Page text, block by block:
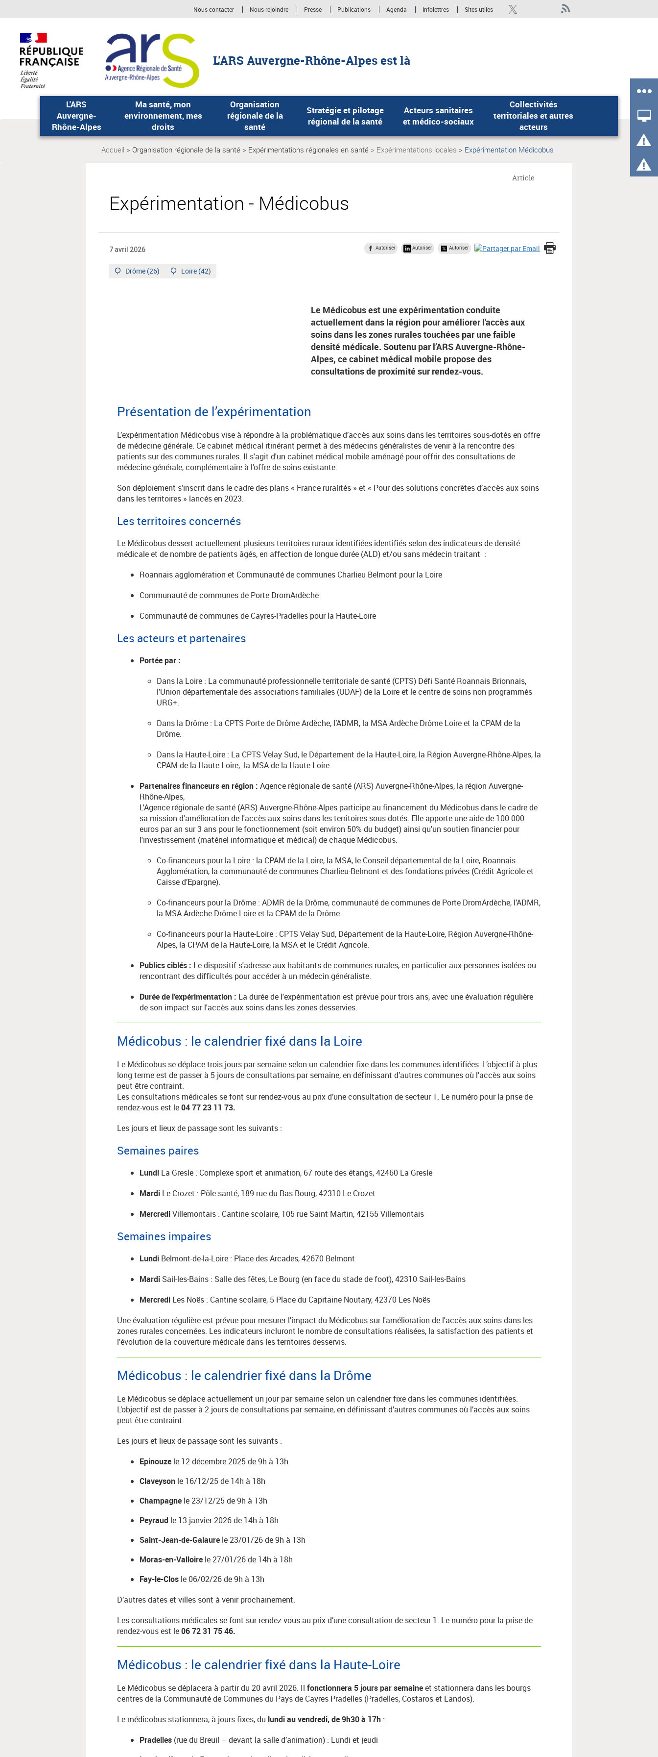
principal,
Nous contacter Nous rejoindre Presse Publications Agenda Infolettres Sites utiles
L'ARS Auvergne-Rhône-Alpes est là
L'ARS
Auvergne-
Rhône-Alpes
Ma santé, mon
environnement, mes
droits
Organisation
régionale de la
santé
Stratégie et pilotage
régional de la santé
Acteurs sanitaires
et médico-sociaux
Collectivités
territoriales et autres
acteurs
Rechercher
Accueil
Organisation régionale de la santé
Expérimentations régionales en santé
Expérimentations locales
Expérimentation Médicobus
Expérimentation - Médicobus
Article
7 avril 2026 Autoriser Autoriser Autoriser
Territoire
Drôme (26)
Territoire
Loire (42)
Le Médicobus est une expérimentation conduite
actuellement dans la région pour améliorer l'accès aux
soins dans les zones rurales touchées par une faible
densité médicale. Soutenu par l’ARS Auvergne-Rhône-
Alpes, ce cabinet médical mobile propose des
consultations de proximité sur rendez-vous.
Présentation de l’expérimentation
L’expérimentation Médicobus vise à répondre à la problématique d’accès aux soins dans les territoires sous-dotés en offre
de médecine générale. Ce cabinet médical itinérant permet à des médecins généralistes de venir à la rencontre des
patients sur des communes rurales. Il s'agit d'un cabinet médical mobile aménagé pour offrir des consultations de
médecine générale, complémentaire à l'offre de soins existante.
Son déploiement s’inscrit dans le cadre des plans « France ruralités » et « Pour des solutions concrètes d’accès aux soins
dans les territoires » lancés en 2023.
Les territoires concernés
Le Médicobus dessert actuellement plusieurs territoires ruraux identifiées identifiés selon des indicateurs de densité
médicale et de nombre de patients âgés, en affection de longue durée (ALD) et/ou sans médecin traitant :
Roannais agglomération et Communauté de communes Charlieu Belmont pour la Loire
Communauté de communes de Porte DromArdèche
Communauté de communes de Cayres-Pradelles pour la Haute-Loire
Les acteurs et partenaires
Portée par :
Dans la Loire : La communauté professionnelle territoriale de santé (CPTS) Défi Santé Roannais Brionnais,
l’Union départementale des associations familiales (UDAF) de la Loire et le centre de soins non programmés
URG+.
Dans la Drôme : La CPTS Porte de Drôme Ardèche, l’ADMR, la MSA Ardèche Drôme Loire et la CPAM de la
Drôme.
Dans la Haute-Loire : La CPTS Velay Sud, le Département de la Haute-Loire, la Région Auvergne-Rhône-Alpes, la
CPAM de la Haute-Loire, la MSA de la Haute-Loire.
Partenaires financeurs en région : Agence régionale de santé (ARS) Auvergne-Rhône-Alpes, la région Auvergne-
Rhône-Alpes,
L'Agence régionale de santé (ARS) Auvergne-Rhône-Alpes participe au financement du Médicobus dans le cadre de
sa mission d'amélioration de l'accès aux soins dans les territoires sous-dotés. Elle apporte une aide de 100 000
euros par an sur 3 ans pour le fonctionnement (soit environ 50% du budget) ainsi qu'un soutien financier pour
l'investissement (matériel informatique et médical) de chaque Médicobus.
Co-financeurs pour la Loire : la CPAM de la Loire, la MSA, le Conseil départemental de la Loire, Roannais
Agglomération, la communauté de communes Charlieu-Belmont et des fondations privées (Crédit Agricole et
Caisse d’Epargne).
Co-financeurs pour la Drôme : ADMR de la Drôme, communauté de communes de Porte DromArdèche, l’ADMR,
la MSA Ardèche Drôme Loire et la CPAM de la Drôme.
Co-financeurs pour la Haute-Loire : CPTS Velay Sud, Département de la Haute-Loire, Région Auvergne-Rhône-
Alpes, la CPAM de la Haute-Loire, la MSA et le Crédit Agricole.
Publics ciblés : Le dispositif s'adresse aux habitants de communes rurales, en particulier aux personnes isolées ou
rencontrant des difficultés pour accéder à un médecin généraliste.
Durée de l’expérimentation : La durée de l'expérimentation est prévue pour trois ans, avec une évaluation régulière
de son impact sur l'accès aux soins dans les zones desservies.
Médicobus : le calendrier fixé dans la Loire
Le Médicobus se déplace trois jours par semaine selon un calendrier fixe dans les communes identifiées. L’objectif à plus
long terme est de passer à 5 jours de consultations par semaine, en définissant d’autres communes où l’accès aux soins
peut être contraint.
Les consultations médicales se font sur rendez-vous au prix d’une consultation de secteur 1. Le numéro pour la prise de
rendez-vous est le04 77 23 11 73.
Les jours et lieux de passage sont les suivants :
Semaines paires
Lundi La Gresle : Complexe sport et animation, 67 route des étangs, 42460 La Gresle
Mardi Le Crozet : Pôle santé, 189 rue du Bas Bourg, 42310 Le Crozet
MercrediVillemontais : Cantine scolaire, 105 rue Saint Martin, 42155 Villemontais
Semaines impaires
Lundi Belmont-de-la-Loire : Place des Arcades, 42670 Belmont
Mardi Sail-les-Bains : Salle des fêtes, Le Bourg (en face du stade de foot), 42310 Sail-les-Bains
Mercredi Les Noës : Cantine scolaire, 5 Place du Capitaine Noutary, 42370 Les Noës
Une évaluation régulière est prévue pour mesurer l'impact du Médicobus sur l'amélioration de l'accès aux soins dans les
zones rurales concernées. Les indicateurs incluront le nombre de consultations réalisées, la satisfaction des patients et
l'évolution de la couverture médicale dans les territoires desservis.
Médicobus : le calendrier fixé dans la Drôme
Le Médicobus se déplace actuellement un jour par semaine selon un calendrier fixe dans les communes identifiées.
L’objectif est de passer à 2 jours de consultations par semaine, en définissant d’autres communes où l’accès aux soins
peut être contraint.
Les jours et lieux de passage sont les suivants :
Epinouze le 12 décembre 2025 de 9h à 13h
Claveyson le 16/12/25 de 14h à 18h
Champagne le 23/12/25 de 9h à 13h
Peyraud le 13 janvier 2026 de 14h à 18h
Saint-Jean-de-Galaure le 23/01/26 de 9h à 13h
Moras-en-Valloire le 27/01/26 de 14h à 18h
Fay-le-Clos le 06/02/26 de 9h à 13h
D’autres dates et villes sont à venir prochainement.
Les consultations médicales se font sur rendez-vous au prix d’une consultation de secteur 1. Le numéro pour la prise de
rendez-vous est le06 72 31 75 46.
Médicobus : le calendrier fixé dans la Haute-Loire
Le Médicobus se déplacera à partir du 20 avril 2026. Il fonctionnera 5 jours par semaineet stationnera dans les bourgs
centres de la Communauté de Communes du Pays de Cayres Pradelles (Pradelles, Costaros et Landos).
Le médicobus stationnera, à jours fixes, du lundi au vendredi, de 9h30 à 17h :
Pradelles (rue du Breuil – devant la salle d’animation) : Lundi et jeudi